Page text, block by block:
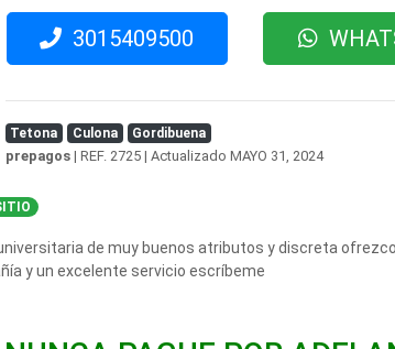
3015409500
Tetona Culona Gordibuena
prepagos| REF. 2725 | Actualizado MAYO 31, 2024
de muy buenos atributos y discreta
y un excelente servicio escríbeme